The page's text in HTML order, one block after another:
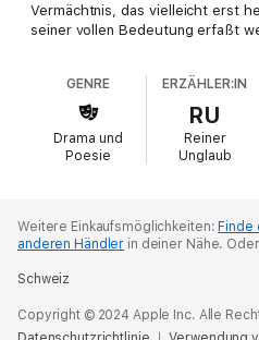
Vermächtnis, das vielleicht erst
seiner vollen Bedeutung erfaßt
GENRE
Drama und
Poesie
ERZÄHLER:IN
RU
Reiner
Unglaub
Weitere Einkaufsmöglichkeiten:Finde
anderen Händler in deiner Nähe.
Schweiz
Copyright © 2024 Apple Inc. Alle